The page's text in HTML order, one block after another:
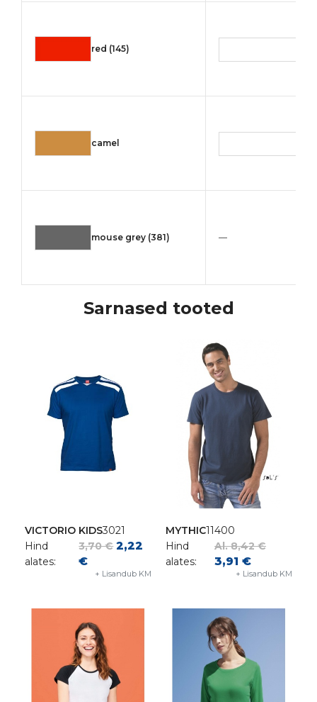
red (145)
camel
mouse grey (381) —
Sarnased tooted
VICTORIO KIDS3021
Hind
alates:
3,70 € 2,22
€
+ Lisandub KM
MYTHIC11400
Hind
alates:
Al. 8,42 €
3,91 €
+ Lisandub KM